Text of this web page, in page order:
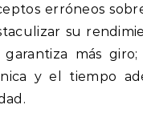
erróneos
su
más
y el tiempo